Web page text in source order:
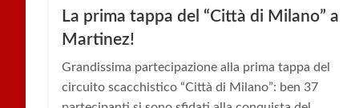
La prima tappa del “Città di Milano” a
Martinez!
Grandissima partecipazione alla prima tappa del
circuito scacchistico “Città di Milano”: ben 37